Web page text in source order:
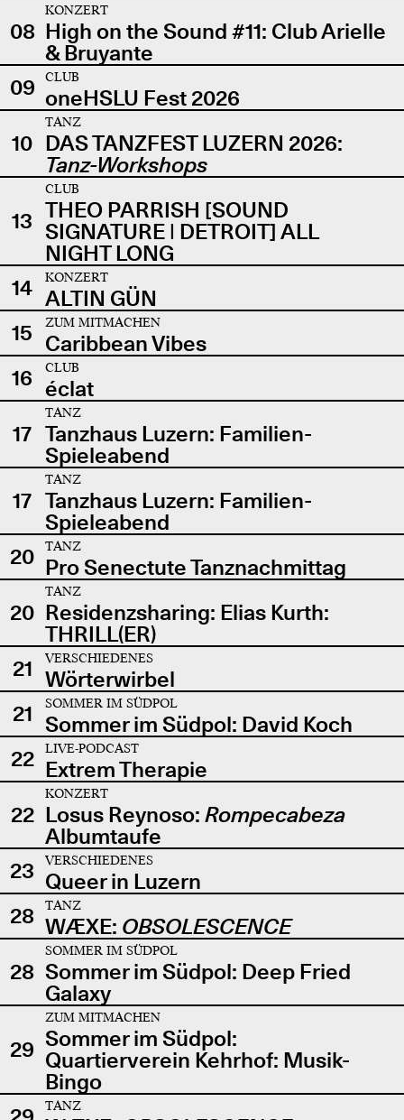
08
KONZERT
High on the Sound #11: Club Arielle
& Bruyante
09
CLUB
oneHSLU Fest 2026
10
TANZ
DAS TANZFEST LUZERN 2026:
Tanz-Workshops
13
CLUB
THEO PARRISH [SOUND
SIGNATURE | DETROIT] ALL
NIGHT LONG
14
KONZERT
ALTIN GÜN
15
ZUM MITMACHEN
Caribbean Vibes
16
CLUB
éclat
17
TANZ
Tanzhaus Luzern: Familien-
Spieleabend
17
TANZ
Tanzhaus Luzern: Familien-
Spieleabend
20
TANZ
Pro Senectute Tanznachmittag
20
TANZ
Residenzsharing: Elias Kurth:
THRILL(ER)
21
VERSCHIEDENES
Wörterwirbel
21
SOMMER IM SÜDPOL
Sommer im Südpol: David Koch
22
LIVE-PODCAST
Extrem Therapie
22
KONZERT
Losus Reynoso: Rompecabeza
Albumtaufe
23
VERSCHIEDENES
Queer in Luzern
28
TANZ
WÆXE: OBSOLESCENCE
28
SOMMER IM SÜDPOL
Sommer im Südpol: Deep Fried
Galaxy
29
ZUM MITMACHEN
Sommer im Südpol:
Quartierverein Kehrhof: Musik-
Bingo
TANZ